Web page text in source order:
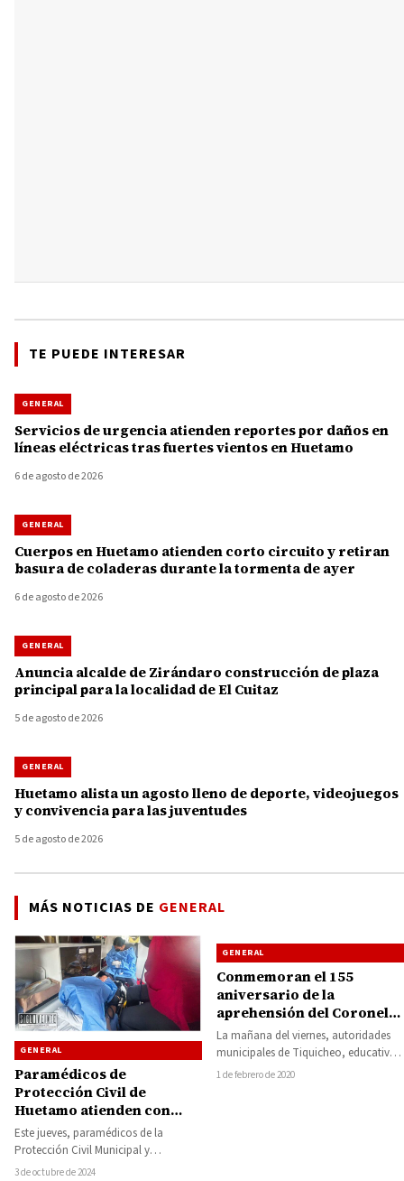
TE PUEDE INTERESAR
GENERAL
Servicios de urgencia atienden reportes por daños en
líneas eléctricas tras fuertes vientos en Huetamo
6 de agosto de 2026
GENERAL
Cuerpos en Huetamo atienden corto circuito y retiran
basura de coladeras durante la tormenta de ayer
6 de agosto de 2026
GENERAL
Anuncia alcalde de Zirándaro construcción de plaza
principal para la localidad de El Cuitaz
5 de agosto de 2026
GENERAL
Huetamo alista un agosto lleno de deporte, videojuegos
y convivencia para las juventudes
5 de agosto de 2026
MÁS NOTICIAS DE GENERAL
GENERAL
Paramédicos de
Protección Civil de
Huetamo atienden con
éxito parto de emergencia
en vivienda particular,
mamá y bebé se
Este jueves, paramédicos de la
Protección Civil Municipal y
elementos del cuerpo de Bomberos de
3 de octubre de 2024
GENERAL
Conmemoran el 155
aniversario de la
aprehensión del Coronel
Nicolás Romero “El León
de las Montañas”
La mañana del viernes, autoridades
municipales de Tiquicheo, educativas,
ejidales y ciudadanía en general se
1 de febrero de 2020